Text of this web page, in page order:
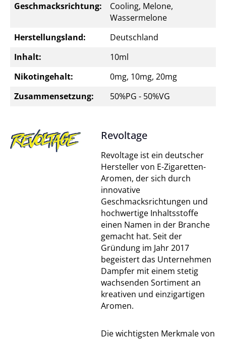
Geschmacksrichtung:
Cooling, Melone,
Wassermelone
Herstellungsland:
Deutschland
Inhalt:
10ml
Nikotingehalt:
0mg, 10mg, 20mg
Zusammensetzung:
50%PG - 50%VG
Revoltage
Revoltage ist ein deutscher
Hersteller von E-Zigaretten-
Aromen, der sich durch
innovative
Geschmacksrichtungen und
hochwertige Inhaltsstoffe
einen Namen in der Branche
gemacht hat. Seit der
Gründung im Jahr 2017
begeistert das Unternehmen
Dampfer mit einem stetig
wachsenden Sortiment an
kreativen und einzigartigen
Aromen.
Die wichtigsten Merkmale von